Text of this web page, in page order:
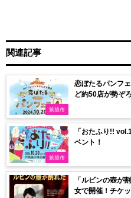
関連記事
筑後市
恋ぼたるパンフ
ど約50店が勢ぞ
筑後市
「おたふり!!
ベント！
「ルビンの壺が
女で開催！チケ